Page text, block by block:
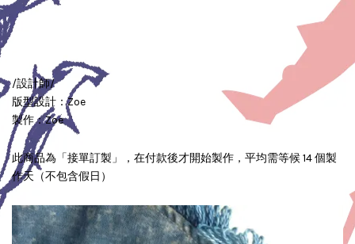
/設計師/
版型設計：Zoe
製作：Zoe
此商品為「接單訂製」，在付款後才開始製作，平均需等候 14 個製
作天（不包含假日）